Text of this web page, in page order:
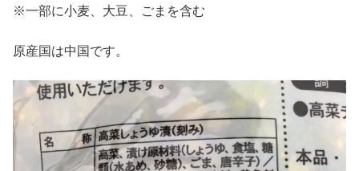
※一部に小麦、大豆、ごまを含む
原産国は中国です。